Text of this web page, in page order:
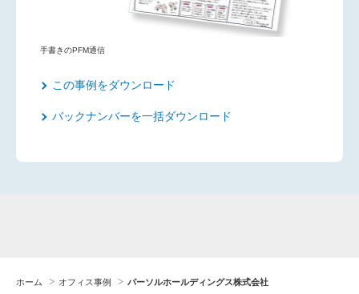
手書きのPFM通信
この事例をダウンロード
バックナンバーを一括ダウンロード
ホーム オフィス事例 パーソルホールディングス株式会社